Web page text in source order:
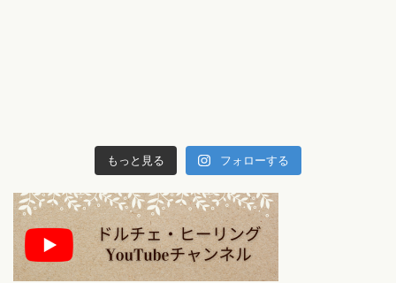
もっと見る フォローする